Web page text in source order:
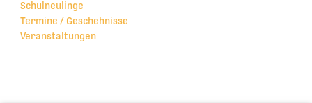
Schulneulinge
Termine / Geschehnisse
Veranstaltungen